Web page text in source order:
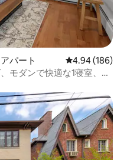
パート レビュー186
4.94 (186)
モダンで快適な1寝室、駐